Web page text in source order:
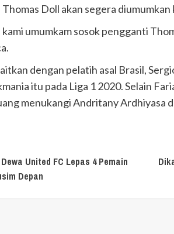
Doll akan segera diumumkan
kami umumkam sosok pengganti
dengan pelatih asal Brasil,
itu pada Liga 1 2020. Selain
menukangi Andritany Ardhiyasa
United FC Lepas 4 Pemain
Depan